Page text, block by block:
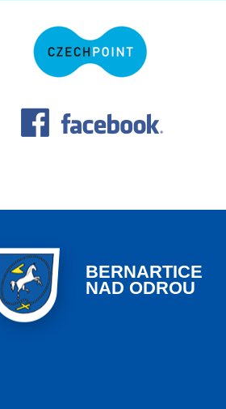
BERNARTICE
NAD ODROU